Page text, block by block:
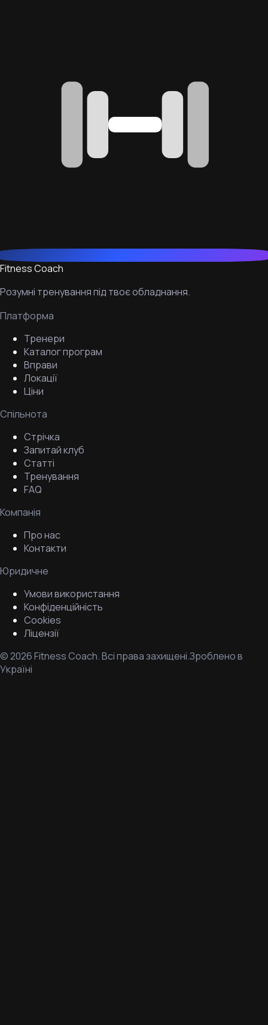
Fitness Coach
Розумні тренування під твоє обладнання.
Платформа
Тренери
Каталог програм
Вправи
Локації
Ціни
Спільнота
Стрічка
Запитай клуб
Статті
Тренування
FAQ
Компанія
Про нас
Контакти
Юридичне
Умови використання
Конфіденційність
Cookies
Ліцензії
©2026Fitness Coach.Всі права захищені.Зроблено в
Україні